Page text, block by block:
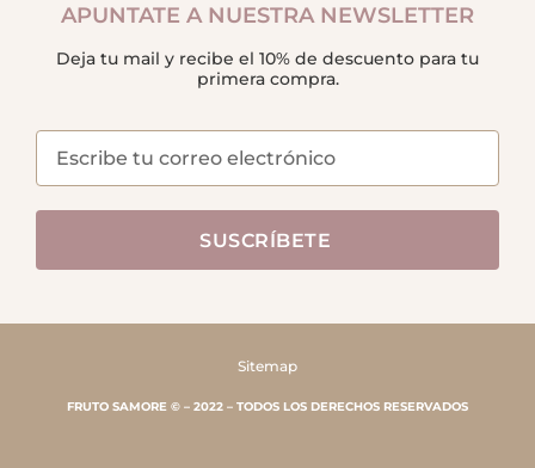
APUNTATE A NUESTRA NEWSLETTER
Deja tu mail y recibe el 10% de descuento para tu
primera compra.
SUSCRÍBETE
Sitemap
FRUTO SAMORE © – 2022 – TODOS LOS DERECHOS RESERVADOS